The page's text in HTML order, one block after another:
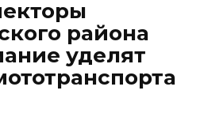
района
уделят